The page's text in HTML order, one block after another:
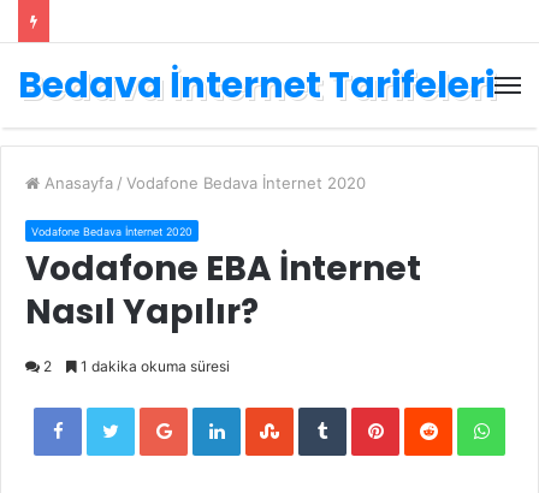
Bedava İnternet Tarifeleri
Anasayfa / Vodafone Bedava İnternet 2020
Vodafone Bedava İnternet 2020
Vodafone EBA İnternet
Nasıl Yapılır?
2 1 dakika okuma süresi
FacebookTwitterGoogle+LinkedInStumbleUpon
TumblrPinterestReddit